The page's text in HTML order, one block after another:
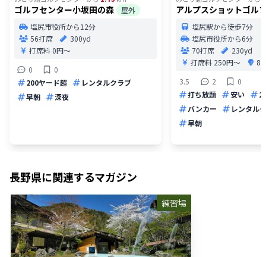
ゴルフセンター小坂田の森
屋外
塩尻市役所から12分
56打席
300yd
打席料0円〜
0
0
200ヤード超
レンタルクラブ
早朝
深夜
アルプスショットゴル
塩尻駅から徒歩7分
塩尻市役所から6分
70打席
230yd
打席料 250円〜
3.5
2
0
打ち放題
安い
バンカー
レンタル
早朝
長野県に関連するマガジン
練習場